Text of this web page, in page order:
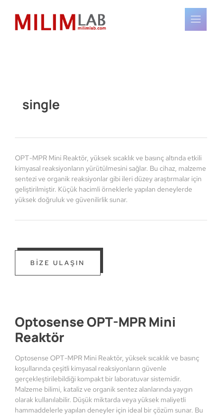
single
OPT-MPR Mini Reaktör, yüksek sıcaklık ve basınç altında etkili
kimyasal reaksiyonların yürütülmesini sağlar. Bu cihaz, malzeme
sentezi ve organik reaksiyonlar gibi ileri düzey araştırmalar için
geliştirilmiştir. Küçük hacimli örneklerle yapılan deneylerde
yüksek doğruluk ve güvenilirlik sunar.
BİZE ULAŞIN
Optosense OPT-MPR Mini
Reaktör
Optosense OPT-MPR Mini Reaktör, yüksek sıcaklık ve basınç
koşullarında çeşitli kimyasal reaksiyonların güvenle
gerçekleştirilebildiği kompakt bir laboratuvar sistemidir.
Malzeme bilimi, kataliz ve organik sentez alanlarında yaygın
olarak kullanılabilir. Düşük miktarda veya yüksek maliyetli
hammaddelerle yapılan deneyler için ideal bir çözüm sunar. Bu